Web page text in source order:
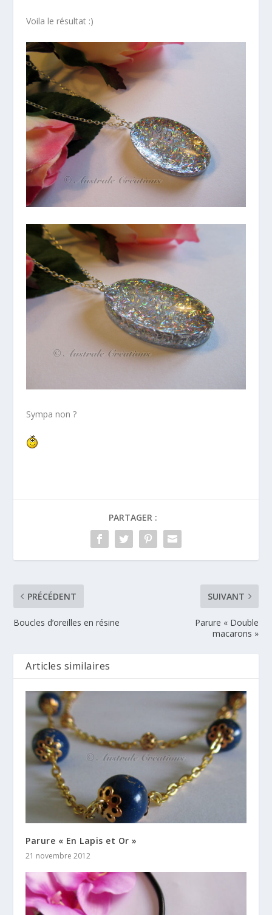
Voila le résultat :)
Sympa non ?
PARTAGER :
PRÉCÉDENT
Boucles d’oreilles en résine
SUIVANT
Parure « Double
macarons »
Articles similaires
Parure « En Lapis et Or »
21 novembre 2012